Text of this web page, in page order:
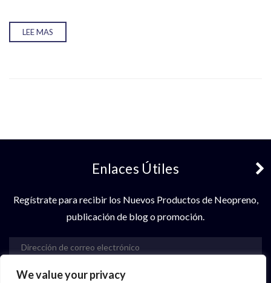
We value your privacy
LEE MAS
Enlaces Útiles
Regístrate para recibir los Nuevos Productos de Neopreno,
publicación de blog o promoción.
Suscribir